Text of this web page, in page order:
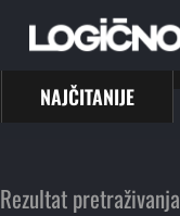
NAJČITANIJE
Rezultat pretraživanja